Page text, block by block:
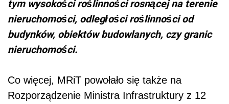
tym wysokości roślinności rosnącej na terenie
nieruchomości, odległości roślinności od
budynków, obiektów budowlanych, czy granic
nieruchomości.
Co więcej, MRiT powołało się także na
Rozporządzenie Ministra Infrastruktury z 12